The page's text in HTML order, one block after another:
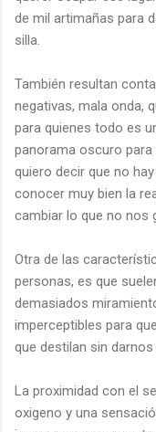
de mil artimañas para
silla.
También resultan
negativas, mala onda,
para quienes todo es
panorama oscuro
quiero decir que no
conocer muy bien la
cambiar lo que no nos
Otra de las
personas, es que
demasiados
imperceptibles para
que destilan sin darnos
La proximidad con el
oxigeno y una